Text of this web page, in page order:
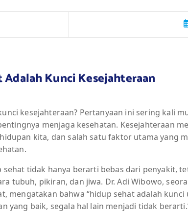
Adalah Kunci Kesejahteraan
kesejahteraan? Pertanyaan ini sering kali
menjaga kesehatan. Kesejahteraan
kita, dan salah satu faktor utama yang
tidak hanya berarti bebas dari penyakit,
tubuh, pikiran, dan jiwa. Dr. Adi Wibowo,
mengatakan bahwa “hidup sehat adalah
yang baik, segala hal lain menjadi tidak